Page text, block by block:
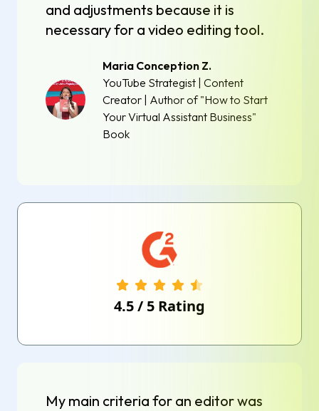
and adjustments because it is
necessary for a video editing tool.
Maria Conception Z.
YouTube Strategist | Content
Creator | Author of "How to Start
Your Virtual Assistant Business"
Book
4.5/ 5 Rating
My main criteria for an editor was